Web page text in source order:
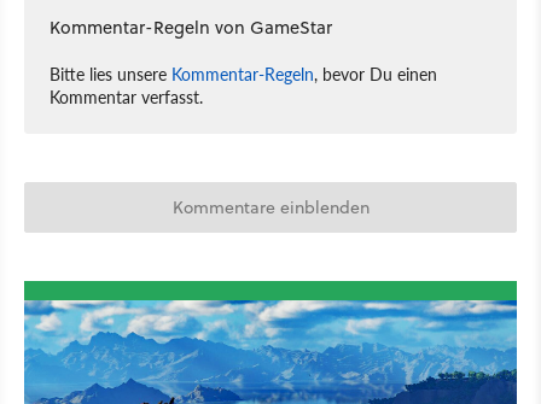
Kommentar-Regeln von GameStar
Bitte lies unsere Kommentar-Regeln, bevor Du einen
Kommentar verfasst.
Kommentare einblenden